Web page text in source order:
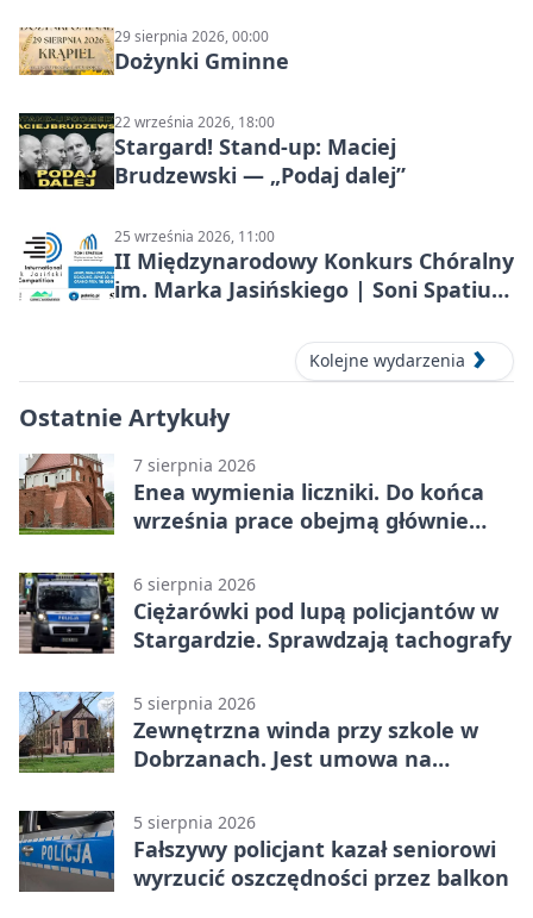
29 sierpnia 2026, 00:00
Dożynki Gminne
22 września 2026, 18:00
Stargard! Stand-up: Maciej
Brudzewski — „Podaj dalej”
25 września 2026, 11:00
II Międzynarodowy Konkurs Chóralny
im. Marka Jasińskiego | Soni Spatium
Kolejne wydarzenia
Ostatnie Artykuły
7 sierpnia 2026
Enea wymienia liczniki. Do końca
września prace obejmą głównie
6 sierpnia 2026
Ciężarówki pod lupą policjantów w
Stargardzie. Sprawdzają tachografy
5 sierpnia 2026
Zewnętrzna winda przy szkole w
Dobrzanach. Jest umowa na
5 sierpnia 2026
Fałszywy policjant kazał seniorowi
wyrzucić oszczędności przez balkon